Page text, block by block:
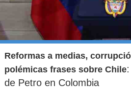
Reformas a medias,
polémicas frases sobre Chile:
de Petro en Colombia